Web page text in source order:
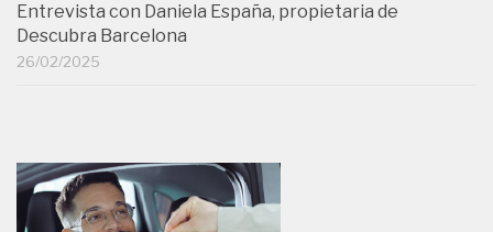
Entrevista con Daniela España, propietaria de
Descubra Barcelona
26/02/2025